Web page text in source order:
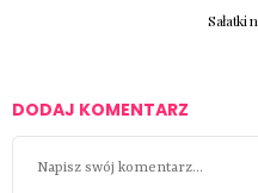
Sałatki
DODAJ KOMENTARZ